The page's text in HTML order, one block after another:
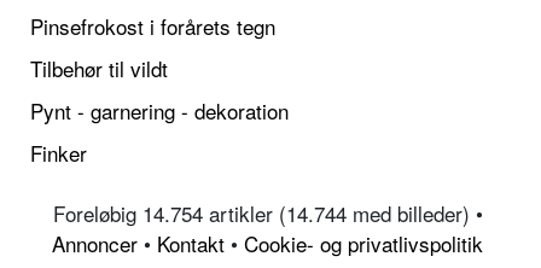
Pinsefrokost i forårets tegn
Tilbehør til vildt
Pynt - garnering - dekoration
Finker
Foreløbig 14.754 artikler (14.744 med billeder) •
Annoncer • Kontakt • Cookie- og privatlivspolitik